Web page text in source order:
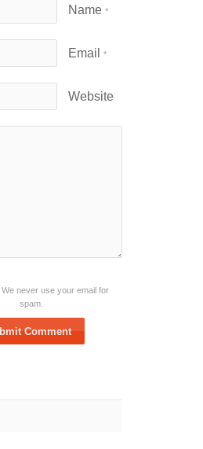
Name *
Email *
Website
We never use your email for
spam.
Comment